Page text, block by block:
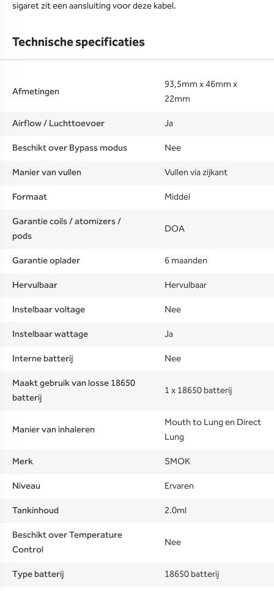
sigaret zit een aansluiting voor deze kabel.
Technische specificaties
Afmetingen
93,5mm x 46mm x
22mm
Airflow / Luchttoevoer
Ja
Beschikt over Bypass modus
Nee
Manier van vullen
Vullen via zijkant
Formaat
Middel
Garantie coils / atomizers /
pods
DOA
Garantie oplader
6 maanden
Hervulbaar
Hervulbaar
Instelbaar voltage
Nee
Instelbaar wattage
Ja
Interne batterij
Nee
Maakt gebruik van losse 18650
batterij
1 x 18650 batterij
Manier van inhaleren
Mouth to Lung en Direct
Lung
Merk
SMOK
Niveau
Ervaren
Tankinhoud
2.0ml
Beschikt over Temperature
Control
Nee
Type batterij
18650 batterij